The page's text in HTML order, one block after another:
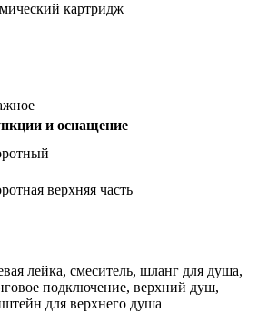
картридж
и оснащение
верхняя часть
лейка, смеситель, шланг для душа,
подключение, верхний душ,
для верхнего душа